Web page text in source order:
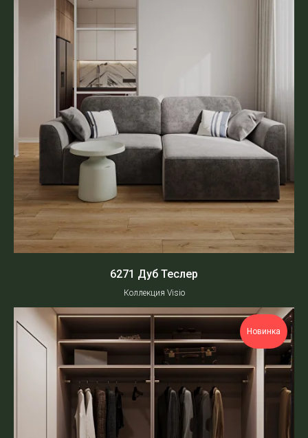
6271 Дуб Теслер
Коллекция Visio
Новинка